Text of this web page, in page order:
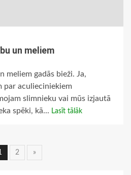
un meliem
meliem gadās bieži. Ja,
par aculieciniekiem
slimnieku vai mūs izjautā
spēki, kā... Lasīt tālāk
2 »